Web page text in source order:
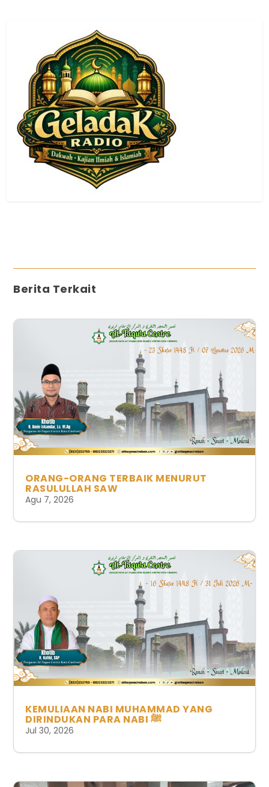
Berita Terkait
ORANG-ORANG TERBAIK MENURUT
RASULULLAH SAW
Agu 7, 2026
KEMULIAAN NABI MUHAMMAD YANG
DIRINDUKAN PARA NABI ﷺ
Jul 30, 2026